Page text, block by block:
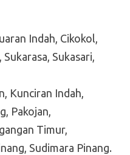
Indah, Cikokol,
Sukasari,
Kunciran Indah,
Pakojan,
Timur,
Sudimara Pinang.